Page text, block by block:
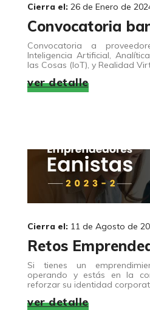
Cierra el: 26 de Enero de
Convocatoria
Convocatoria a
Inteligencia Artificial,
las Cosas (IoT), y Realidad
ver detalle
Cierra el: 11 de Agosto de
Retos
Si tienes un
operando y estás en la
reforzar su identidad
ver detalle